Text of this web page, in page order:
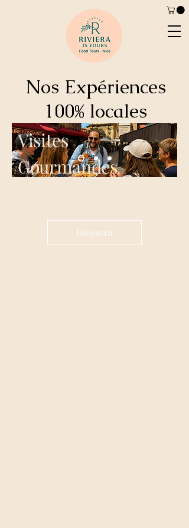
Nos Expériences
100% locales
Visites
Gourmandes
Découvrir